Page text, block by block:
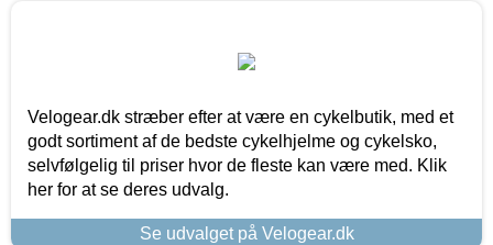
Velogear.dk stræber efter at være en cykelbutik, med et
godt sortiment af de bedste cykelhjelme og cykelsko,
selvfølgelig til priser hvor de fleste kan være med. Klik
her for at se deres udvalg.
Se udvalget på Velogear.dk